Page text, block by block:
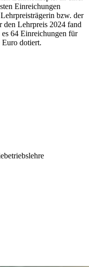
Einreichungen
bzw. der
den Lehrpreis 2024 fand
es 64 Einreichungen für
dotiert.